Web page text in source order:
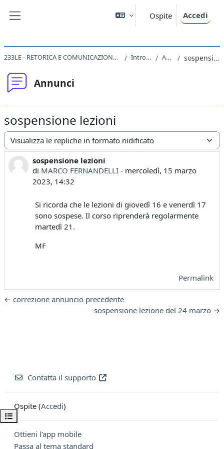
Ospite Accedi
Apri indice del corso
233LE - RETORICA E COMUNICAZIONE NEL MONDO ROMANO 2022 Introduzione Annunci sospensione lezioni
Annunci
sospensione lezioni
Modalità visualizzazione
sospensione lezioni
di MARCO FERNANDELLI- mercoledì, 15 marzo
2023, 14:32
Numero di risposte: 0
Si ricorda che le lezioni di giovedì 16 e venerdì 17
sono sospese. Il corso riprenderà regolarmente
martedì 21.
MF
Permalink
← correzione annuncio precedente
sospensione lezione del 24 marzo →
Contatta il supporto
Ospite (Accedi)
Ottieni l'app mobile
Passa al tema standard